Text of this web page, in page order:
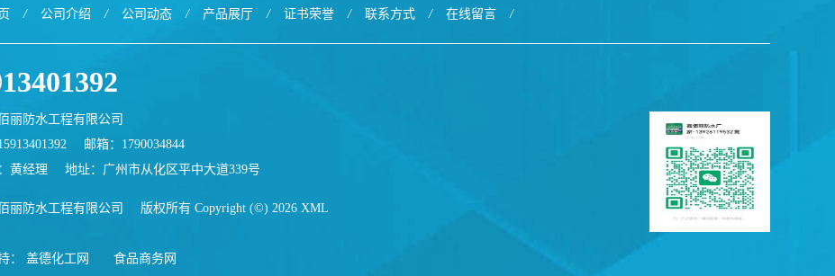
/ 公司介绍 / 公司动态 / 产品展厅 / 证书荣誉 / 联系方式 / 在线留言 /
丽防水工程有限公司
邮箱： 1790034844
黄经理
地址：广州市从化区平中大道339号
丽防水工程有限公司 版权所有 Copyright (©) 2026 XML
： 盖德化工网 食品商务网